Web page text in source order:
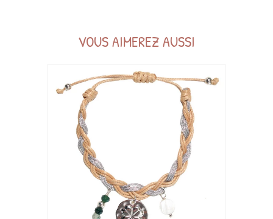
VOUS AIMEREZ AUSSI